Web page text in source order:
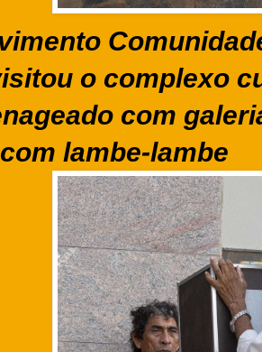
o complexo
com
lambe-lambe